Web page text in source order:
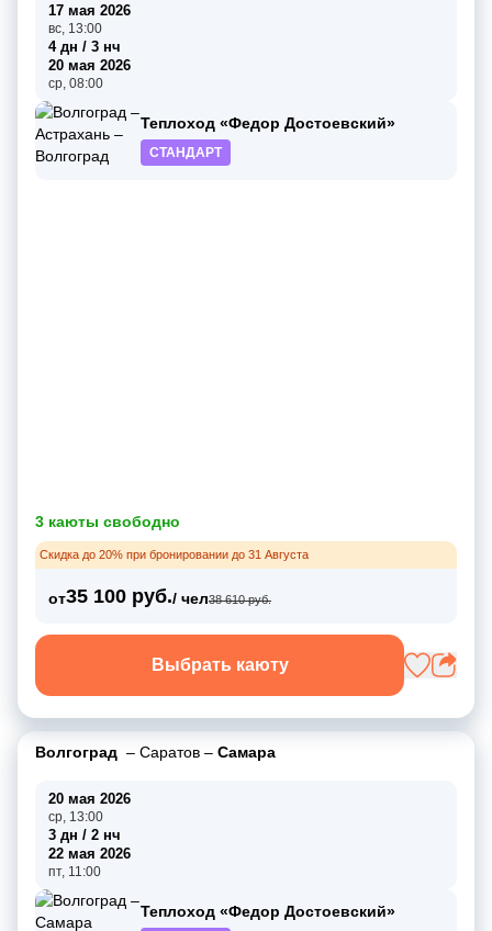
17 мая 2026
вс, 13:00
4 дн / 3 нч
20 мая 2026
ср, 08:00
Теплоход «Федор Достоевский»
СТАНДАРТ
3 каюты свободно
Скидка до 20% при бронировании до 31 Августа
от35 100 руб./ чел38 610 руб.
Выбрать каюту
Волгоград – Саратов – Самара
20 мая 2026
ср, 13:00
3 дн / 2 нч
22 мая 2026
пт, 11:00
Теплоход «Федор Достоевский»